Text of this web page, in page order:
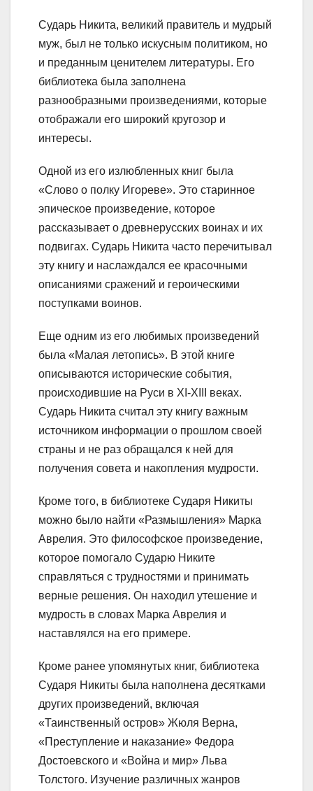
Сударь Никита, великий правитель и мудрый
муж, был не только искусным политиком, но
и преданным ценителем литературы. Его
библиотека была заполнена
разнообразными произведениями, которые
отображали его широкий кругозор и
интересы.
Одной из его излюбленных книг была
«Слово о полку Игореве». Это старинное
эпическое произведение, которое
рассказывает о древнерусских воинах и их
подвигах. Сударь Никита часто перечитывал
эту книгу и наслаждался ее красочными
описаниями сражений и героическими
поступками воинов.
Еще одним из его любимых произведений
была «Малая летопись». В этой книге
описываются исторические события,
происходившие на Руси в XI-XIII веках.
Сударь Никита считал эту книгу важным
источником информации о прошлом своей
страны и не раз обращался к ней для
получения совета и накопления мудрости.
Кроме того, в библиотеке Сударя Никиты
можно было найти «Размышления» Марка
Аврелия. Это философское произведение,
которое помогало Сударю Никите
справляться с трудностями и принимать
верные решения. Он находил утешение и
мудрость в словах Марка Аврелия и
наставлялся на его примере.
Кроме ранее упомянутых книг, библиотека
Сударя Никиты была наполнена десятками
других произведений, включая
«Таинственный остров» Жюля Верна,
«Преступление и наказание» Федора
Достоевского и «Война и мир» Льва
Толстого. Изучение различных жанров